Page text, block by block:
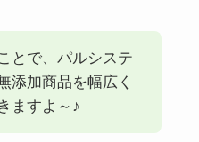
とで、パルシステ
添加商品を幅広く
ますよ～♪